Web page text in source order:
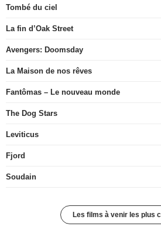
Tombé du ciel
La fin d’Oak Street
Avengers: Doomsday
La Maison de nos rêves
Fantômas – Le nouveau monde
The Dog Stars
Leviticus
Fjord
Soudain
Les films à venir les plus